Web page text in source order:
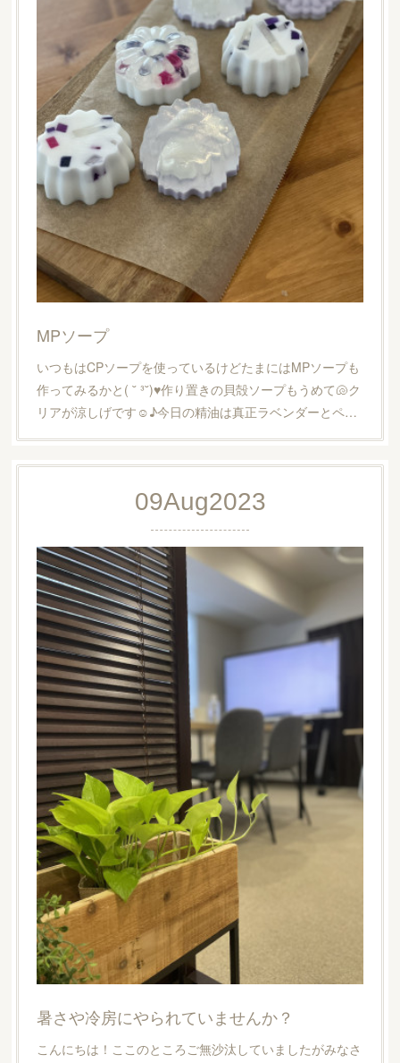
MPソープ
いつもはCPソープを使っているけどたまにはMPソープも
作ってみるかと( ˘ ³˘)♥︎作り置きの貝殻ソープもうめて🐚ク
リアが涼しげです☺︎♪今日の精油は真正ラベンダーとペ…
09Aug2023
暑さや冷房にやられていませんか？
こんにちは！ここのところご無沙汰していましたがみなさ